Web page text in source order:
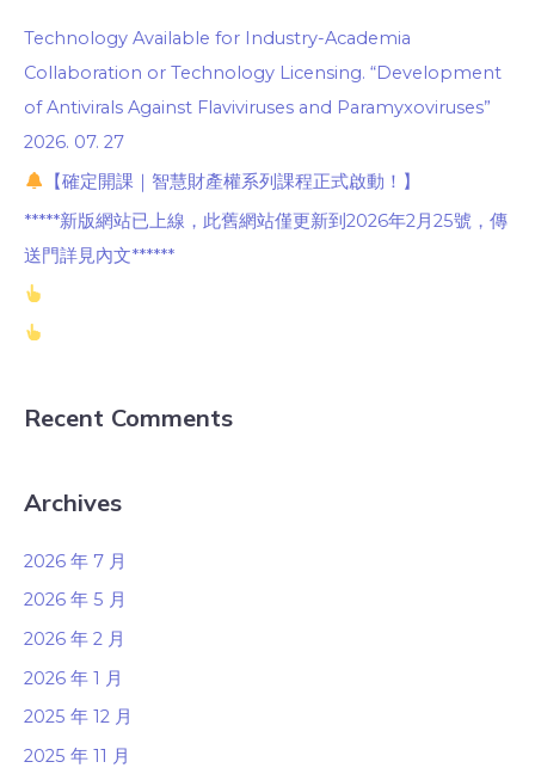
Technology Available for Industry-Academia
Collaboration or Technology Licensing. “Development
of Antivirals Against Flaviviruses and Paramyxoviruses”
2026. 07. 27
【確定開課｜智慧財產權系列課程正式啟動！】
*****新版網站已上線，此舊網站僅更新到2026年2月25號，傳
送門詳見內文******
Recent Comments
Archives
2026 年 7 月
2026 年 5 月
2026 年 2 月
2026 年 1 月
2025 年 12 月
2025 年 11 月